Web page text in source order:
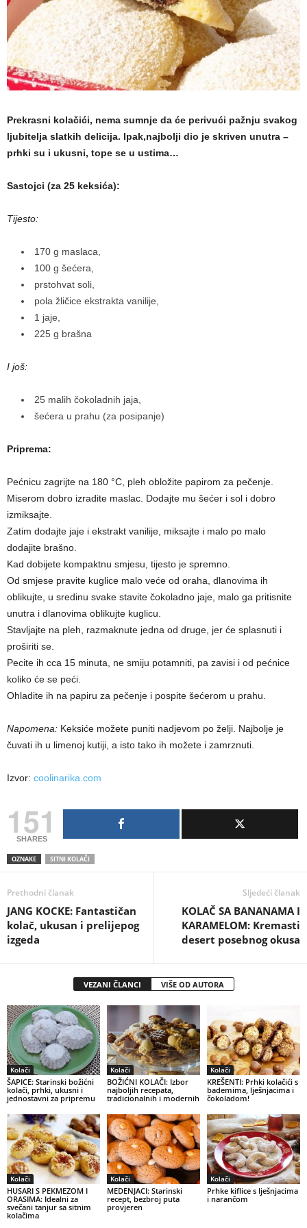
Prekrasni kolačići, nema sumnje da će perivući pažnju svakog
ljubitelja slatkih delicija. Ipak,najbolji dio je skriven unutra –
prhki su i ukusni, tope se u ustima…
Sastojci (za 25 keksića):
Tijesto:
170 g maslaca,
100 g šećera,
prstohvat soli,
pola žličice ekstrakta vanilije,
1 jaje,
225 g brašna
I još:
25 malih čokoladnih jaja,
šećera u prahu (za posipanje)
Priprema:
Pećnicu zagrijte na 180 °C, pleh obložite papirom za pečenje.
Miserom dobro izradite maslac. Dodajte mu šećer i sol i dobro
izmiksajte.
Zatim dodajte jaje i ekstrakt vanilije, miksajte i malo po malo
dodajite brašno.
Kad dobijete kompaktnu smjesu, tijesto je spremno.
Od smjese pravite kuglice malo veće od oraha, dlanovima ih
oblikujte, u sredinu svake stavite čokoladno jaje, malo ga pritisnite
unutra i dlanovima oblikujte kuglicu.
Stavljajte na pleh, razmaknute jedna od druge, jer će splasnuti i
proširiti se.
Pecite ih cca 15 minuta, ne smiju potamniti, pa zavisi i od pećnice
koliko će se peći.
Ohladite ih na papiru za pečenje i pospite šećerom u prahu.
Napomena: Keksiće možete puniti nadjevom po želji. Najbolje je
čuvati ih u limenoj kutiji, a isto tako ih možete i zamrznuti.
Izvor: coolinarika.com
151
SHARES
OZNAKE SITNI KOLAČI
Prethodni članak
JANG KOCKE: Fantastičan
kolač, ukusan i prelijepog
izgeda
Sljedeći članak
KOLAČ SA BANANAMA I
KARAMELOM: Kremasti
desert posebnog okusa
VEZANI ČLANCI VIŠE OD AUTORA
Kolači
ŠAPICE: Starinski božićni
kolači, prhki, ukusni i
jednostavni za pripremu
Kolači
BOŽIĆNI KOLAČI: Izbor
najboljih recepata,
tradicionalnih i modernih
Kolači
KREŠENTI: Prhki kolačići s
bademima, lješnjacima i
čokoladom!
Kolači
HUSARI S PEKMEZOM I
ORASIMA: Idealni za
svečani tanjur sa sitnim
kolačima
Kolači
MEDENJACI: Starinski
recept, bezbroj puta
provjeren
Kolači
Prhke kiflice s lješnjacima
i narančom